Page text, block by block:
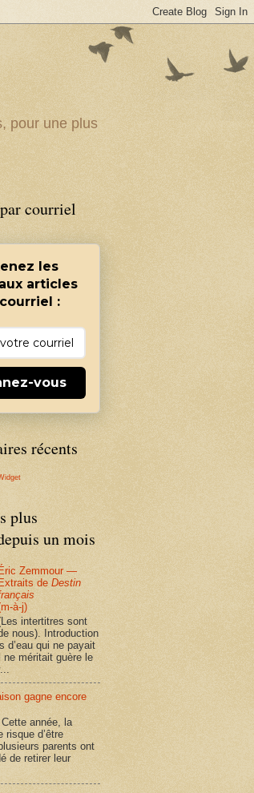
pour une plus
courriel
les
articles
:
vous
récents
plus
un mois
Éric Zemmour —
Extraits deDestin
à-j)
intertitres sont
nous). Introduction
d’eau qui ne payait
méritait guère le
gagne encore
année, la
risque d’être
parents ont
de retirer leur